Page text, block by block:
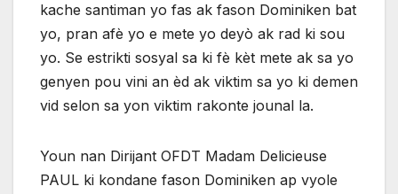
kache santiman yo fas ak fason Dominiken bat
yo, pran afè yo e mete yo deyò ak rad ki sou
yo. Se estrikti sosyal sa ki fè kèt mete ak sa yo
genyen pou vini an èd ak viktim sa yo ki demen
vid selon sa yon viktim rakonte jounal la.
Youn nan Dirijant OFDT Madam Delicieuse
PAUL ki kondane fason Dominiken ap vyole